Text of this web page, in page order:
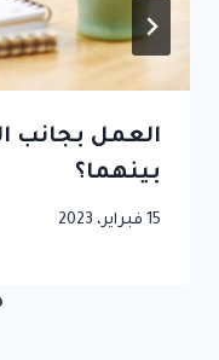
العمل بجانب
بينهما؟
15 فبراير، 2023